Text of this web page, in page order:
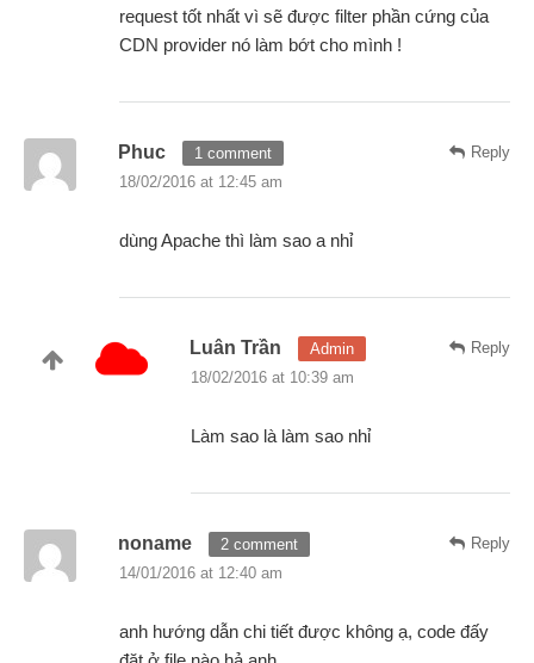
request tốt nhất vì sẽ được filter phần cứng của
CDN provider nó làm bớt cho mình !
Reply
Phuc
1 comment
18/02/2016 at 12:45 am
dùng Apache thì làm sao a nhỉ
Reply
Luân Trần
Admin
18/02/2016 at 10:39 am
Làm sao là làm sao nhỉ
Reply
noname
2 comment
14/01/2016 at 12:40 am
anh hướng dẫn chi tiết được không ạ, code đấy